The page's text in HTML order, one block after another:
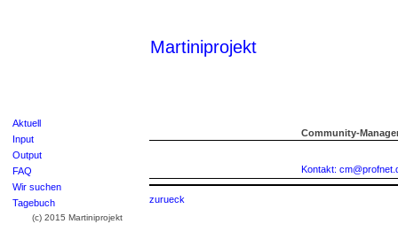
Martiniprojekt
Aktuell
Input
Output
FAQ
Wir suchen
Tagebuch
Community-
Kontakt:
zurueck
(c) 2015 Martiniprojekt